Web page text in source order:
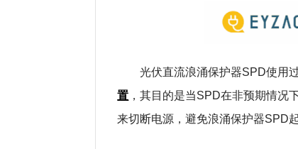
光伏直流浪涌保护器SPD使用
置 ，其目的是当SPD在非预期情况
来切断电源，避免浪涌保护器SPD